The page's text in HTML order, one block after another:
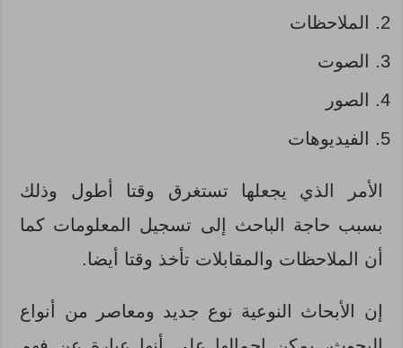
الملاحظات
الصوت
الصور
الفيديوهات
الأمر الذي يجعلها تستغرق وقتا أطول وذلك
بسبب حاجة الباحث إلى تسجيل المعلومات كما
أن الملاحظات والمقابلات تأخذ وقتا أيضا.
إن الأبحاث النوعية نوع جديد ومعاصر من أنواع